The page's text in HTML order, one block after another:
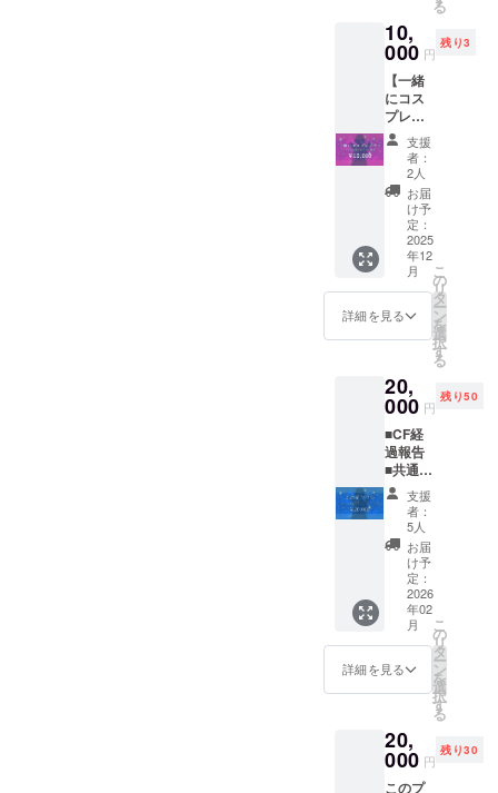
付させ
ていた
だきま
す ※お
名前の
掲載は
初配信
の際に
テキス
トでの
掲載と
なりま
す ※プ
ラン購
入の
際、必
ず備考
るお名
前をご
ださい
※スペ
シャル
シチュ
エー
ション
ボイス
は1分前
後を予
定して
おり、
ダウン
URLを
メール
ていた
だきま
す
者 ■共
通あり
がとう
ボイス
■サイン
入りKV
壁紙 ■
初配信
お名前
記載
（中）
■海外向
け動画
■海外向
けお写
真デー
タ ※共
は1分前
後を予
定して
おり、
ダウン
ロード
URLを
メール
にて送
付させ
ていた
だきま
す ※お
名前の
掲載は
初配信
の際に
なりま
す ※プ
ラン購
る
10,
000 円
残り3
【一緒
にコス
プレプ
ラン】
★コス
イベま
たはス
タジオ
でコス
合わせ
で参加
・ぷお
ぷおと
コス合
わせで
コスイ
加しま
す ・日
程：調
整の上
決定 ・
場所：
池袋駅
を起点
として
電車で1
時間圏
内のイ
ベン
ト・ス
タジオ
（相談
の上決
通費や
滞在費
は各自
支援
者：
2人
お届
け予
定：
2025
年12
月
詳細を見る
こ
の
リ
タ
ー
ン
を
選
択
す
る
20,
000 円
残り50
■CF経
過報告
■共通あ
りがと
うボイ
ス ■サ
イン入
りKV壁
紙 ■初
配信お
名前記
（中）
★缶
バッジ
★2次元
■2次元
イラス
ト付き
支援
者：
5人
お届
け予
定：
2026
年02
月
詳細を見る
こ
の
リ
タ
ー
ン
を
選
択
す
る
20,
000 円
残り30
このプ